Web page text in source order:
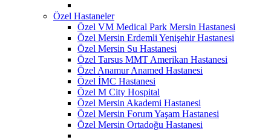
Özel Hastaneler
Özel VM Medical Park Mersin Hastanesi
Özel Mersin Erdemli Yenişehir Hastanesi
Özel Mersin Su Hastanesi
Özel Tarsus MMT Amerikan Hastanesi
Özel Anamur Anamed Hastanesi
Özel İMC Hastanesi
Özel M City Hospital
Özel Mersin Akademi Hastanesi
Özel Mersin Forum Yaşam Hastanesi
Özel Mersin Ortadoğu Hastanesi